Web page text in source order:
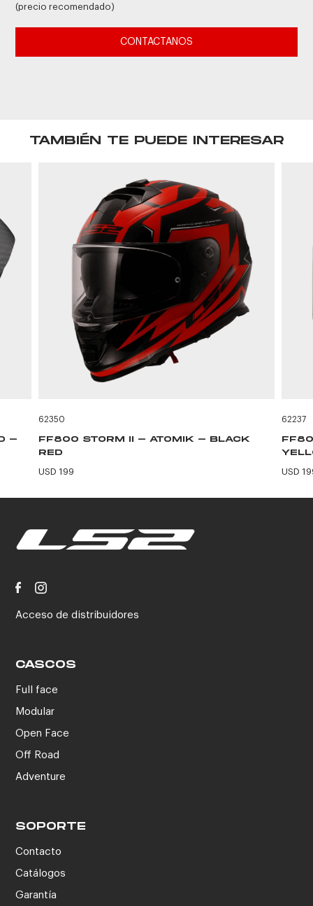
(precio recomendado)
CONTACTANOS
TAMBIÉN TE PUEDE INTERESAR
-
62350
FF800 STORM II - ATOMIK - BLACK
RED
USD 199
62237
USD
Acceso de distribuidores
CASCOS
Full face
Modular
Open Face
Off Road
Adventure
SOPORTE
Contacto
Catálogos
Garantía